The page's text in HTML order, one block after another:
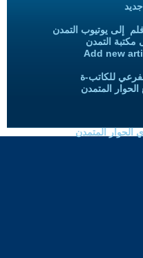
إلى يوتيوب التمدن
مكتبة التمدن
Add new
للكاتب-ة
المتمدن
الحوار المتمدن